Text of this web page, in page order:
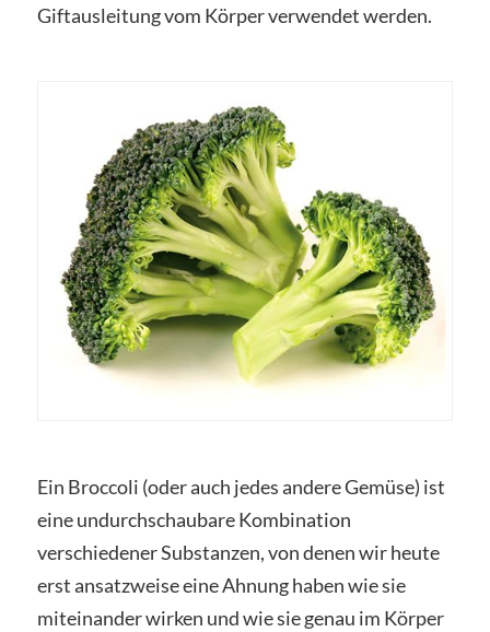
Giftausleitung vom Körper verwendet werden.
Ein Broccoli (oder auch jedes andere Gemüse) ist
eine undurchschaubare Kombination
verschiedener Substanzen, von denen wir heute
erst ansatzweise eine Ahnung haben wie sie
miteinander wirken und wie sie genau im Körper